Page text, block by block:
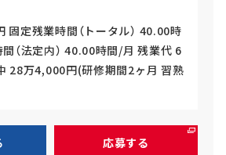
定残業時間（トータル） 40.00時
（法定内） 40.00時間/月 残業代 6
28万4,000円(研修期間2ヶ月 習熟
応募する